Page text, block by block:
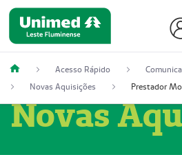
Acesso Rápido
Novas Aquisições
Novas